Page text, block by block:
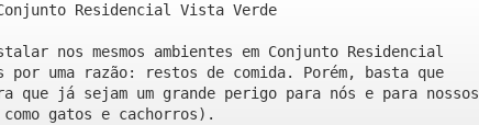
Residencial Vista Verde
nos mesmos ambientes em Conjunto Residencial
por uma razão: restos de comida. Porém, basta que
que já sejam um grande perigo para nós e para nossos
gatos e cachorros).